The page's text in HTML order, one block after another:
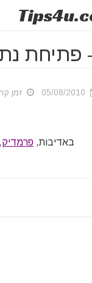
Tips4u
זמן
באדיבות, פרמדיק